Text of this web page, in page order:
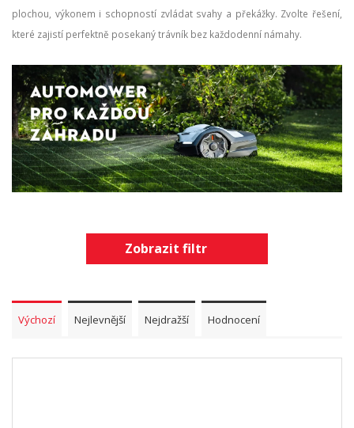
plochou, výkonem i schopností zvládat svahy a překážky. Zvolte řešení,
které zajistí perfektně posekaný trávník bez každodenní námahy.
Zobrazit filtr
Výchozí Nejlevnější Nejdražší Hodnocení